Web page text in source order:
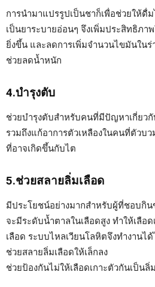
การนำมาแปรรูปเป็นชาก็เพื่อช่วยให้ดื่
เป็นยาระบายอ่อนๆ จึงเพิ่มประสิทธิภา
ยิ่งขึ้น และลดการเพิ่มจำนวนไขมันในร่
ช่วยลดน้ำหนัก
4.บำรุงตับ
ช่วยบำรุงตับสำหรับคนที่มีปัญหาเกี่ยว
รวมถึงแก้อาการตัวเหลืองในคนที่ตัวบ
ที่อาจเกิดขึ้นกับไต
5.ช่วยสลายลิ่มเลือด
มีประโยชน์อย่างมากสำหรับผู้ที่ชอบกิน
จะมีระดับน้ำตาลในเลือดสูง ทำให้เลือ
เลือด ระบบไหลเวียนโลหิตจึงทำงานไ
ช่วยสลายลิ่มเลือดให้เล็กลง
ช่วยป้องกันไม่ให้เลือดเกาะตัวกันเป็นลิ่ม